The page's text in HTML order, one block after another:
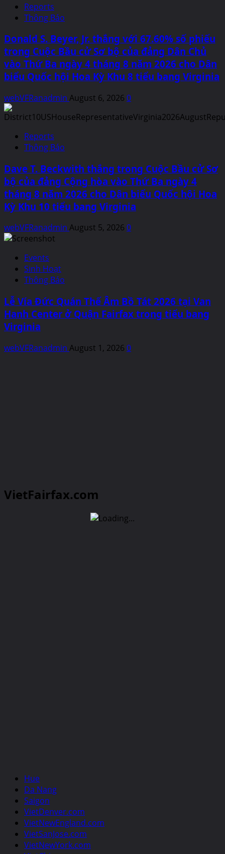
Reports
Thông Báo
Donald S. Beyer, Jr. thắng với 67.60% số phiếu
trong Cuộc Bầu cử Sơ bộ của đảng Dân Chủ
vào Thứ Ba ngày 4 tháng 8 năm 2026 cho Dân
biểu Quốc hội Hoa Kỳ Khu 8 tiểu bang Virginia
webVFRanadmin August 6, 2026 0
Reports
Thông Báo
Dave T. Beckwith thắng trong Cuộc Bầu cử Sơ
bộ của đảng Cộng hòa vào Thứ Ba ngày 4
tháng 8 năm 2026 cho Dân biểu Quốc hội Hoa
Kỳ Khu 10 tiểu bang Virginia
webVFRanadmin August 5, 2026 0
Events
Sinh Hoạt
Thông Báo
Lễ Vía Đức Quán Thế Âm Bồ Tát 2026 tại Van
Hanh Center ở Quận Fairfax trong tiểu bang
Virginia
webVFRanadmin August 1, 2026 0
VietFairfax.com
Hue
Da Nang
Saigon
VietDenver.com
VietNewEngland.com
VietSanJose.com
VietNewYork.com